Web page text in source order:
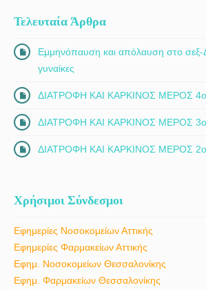
Τελευταία Άρθρα
Εμμηνόπαυση και απόλαυση στο σεξ-
γυναίκες
ΔΙΑΤΡΟΦΗ ΚΑΙ ΚΑΡΚΙΝΟΣ ΜΕΡΟΣ 4ο
ΔΙΑΤΡΟΦΗ ΚΑΙ ΚΑΡΚΙΝΟΣ ΜΕΡΟΣ 3ο
ΔΙΑΤΡΟΦΗ ΚΑΙ ΚΑΡΚΙΝΟΣ ΜΕΡΟΣ 2ο
Χρήσιμοι Σύνδεσμοι
Εφημερίες Νοσοκομείων Αττικής
Εφημερίες Φαρμακείων Αττικής
Εφημ. Νοσοκομείων Θεσσαλονίκης
Εφημ. Φαρμακείων Θεσσαλονίκης